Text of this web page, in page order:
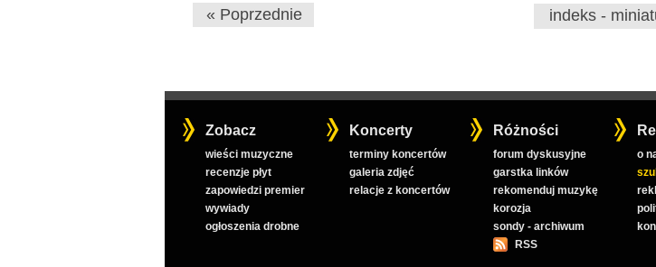
« Poprzednie indeks -
Zobacz
wieści muzyczne
recenzje płyt
zapowiedzi premier
wywiady
ogłoszenia drobne
Koncerty
terminy koncertów
galeria zdjęć
relacje z koncertów
Różności
forum dyskusyjne
garstka linków
rekomenduj muzykę
korozja
sondy - archiwum
RSS
o